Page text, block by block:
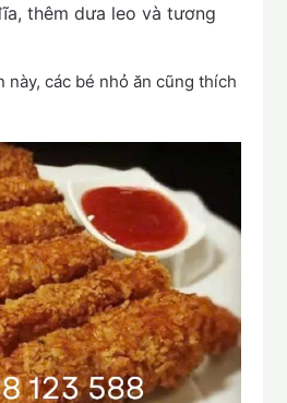
thêm dưa leo và tương
này, các bé nhỏ ăn cũng thích